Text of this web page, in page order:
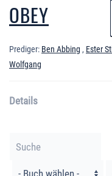
OBEY
Prediger: Ben Abbing , Ester
Wolfgang
Details
Filter